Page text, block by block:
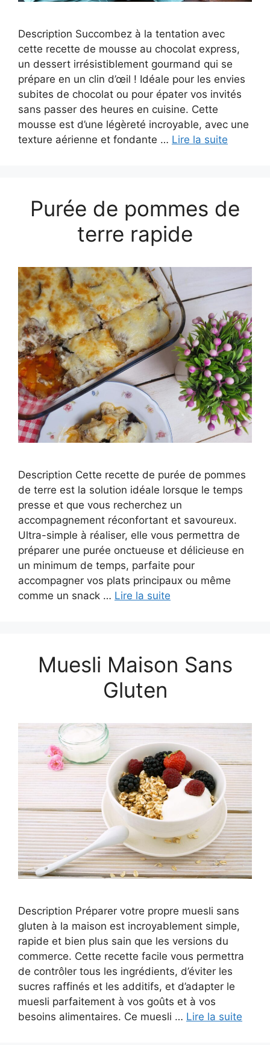
Description Succombez à la tentation avec
cette recette de mousse au chocolat express,
un dessert irrésistiblement gourmand qui se
prépare en un clin d’œil ! Idéale pour les envies
subites de chocolat ou pour épater vos invités
sans passer des heures en cuisine. Cette
mousse est d’une légèreté incroyable, avec une
texture aérienne et fondante … Lire la suite
Purée de pommes de
terre rapide
Description Cette recette de purée de pommes
de terre est la solution idéale lorsque le temps
presse et que vous recherchez un
accompagnement réconfortant et savoureux.
Ultra-simple à réaliser, elle vous permettra de
préparer une purée onctueuse et délicieuse en
un minimum de temps, parfaite pour
accompagner vos plats principaux ou même
comme un snack … Lire la suite
Muesli Maison Sans
Gluten
Description Préparer votre propre muesli sans
gluten à la maison est incroyablement simple,
rapide et bien plus sain que les versions du
commerce. Cette recette facile vous permettra
de contrôler tous les ingrédients, d’éviter les
sucres raffinés et les additifs, et d’adapter le
muesli parfaitement à vos goûts et à vos
besoins alimentaires. Ce muesli … Lire la suite